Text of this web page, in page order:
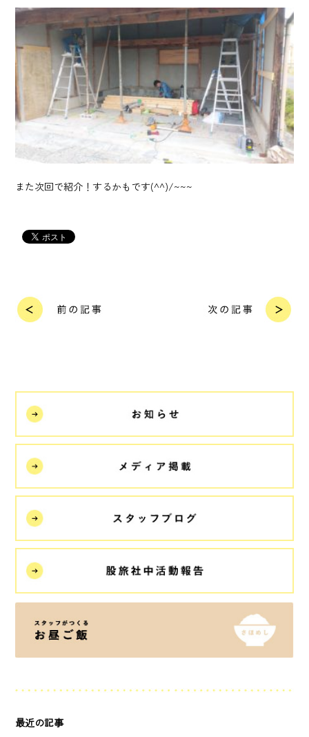
また次回で紹介！するかもです(^^)/~~~
最近の記事